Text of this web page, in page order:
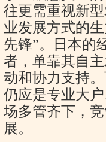
往更需重视新
业发展方式的
先锋”。日本的
者，单靠其自
动和协力支持
仍应是专业大
场多管齐下，
展。